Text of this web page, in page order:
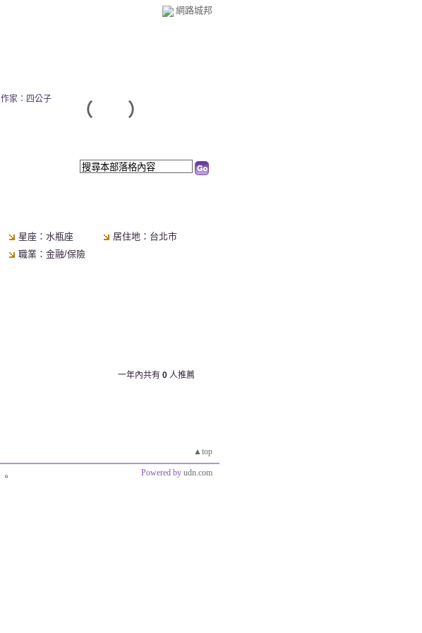
網路城邦
（
）
作家：四公子
星座：水瓶座
居住地：台北市
職業：金融/保險
一年內共有 0 人推薦
▲top
Powered by udn.com